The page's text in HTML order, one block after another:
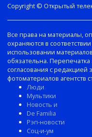
Все права на материалы,
охраняются в
использовании
обязательна.
согласования с
фотоматериалов агентств
Люди
Мультики
Новость и
De Familia
Рэп-новости
Соц-и-ум